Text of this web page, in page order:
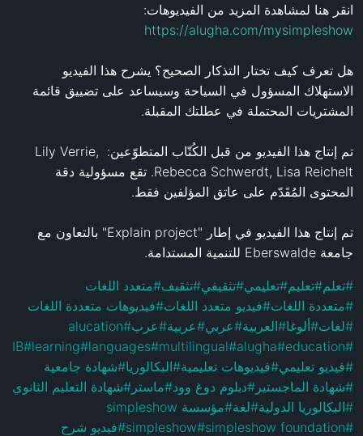
انقر هنا لمشاهدة المزيد من الفيديوهات:
https://alugha.com/mysimpleshow
تم إنتاج هذا الفيديو من قبل الكُتّاب المتطوّعين: Lily Verrie,
جامعة Eberswalde للتنمية المستدامة.
#تعلم#تعليم#تعليمي#تثقيفي#تثقيف#متعدد اللغات
#متعددة اللغات#فيديو متعدد اللغات#فيديوهات متعددة اللغات
#لغات#ألوغا#العربية#عربي#عربية#عرب#
alucation
#
education
#
alugha
#
multilingual
#
languages
#
learning
#
IB
#فيديو تعليمي#فيديوهات تعليمية#البكالوريا#شهادة جامعية
#شهادة الماجستير #دبلوم دوغ وود#ماستر #شهادة التعليم الثانوي
#البكالوريا الدولية#لغة#مؤسسة simpleshow
#
simpleshow foundation
#
simpleshow
#فيديو شرح